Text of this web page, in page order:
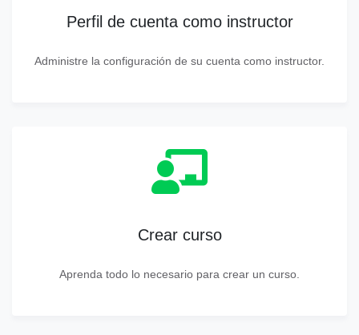
Perfil de cuenta como instructor
Administre la configuración de su cuenta como instructor.
Crear curso
Aprenda todo lo necesario para crear un curso.